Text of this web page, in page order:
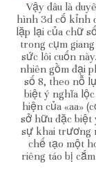
Vậy đâu là
hình 3d cố kỉnh
lặp lại của chữ
trong cụm
sức lôi cuốn
nhiên gồm đại
số 8, theo nỗ
biệt ý nghĩa
hiện của «aa»
sở hữu đặc biệt
sự khai trương
chế tạo một
riêng táo bị